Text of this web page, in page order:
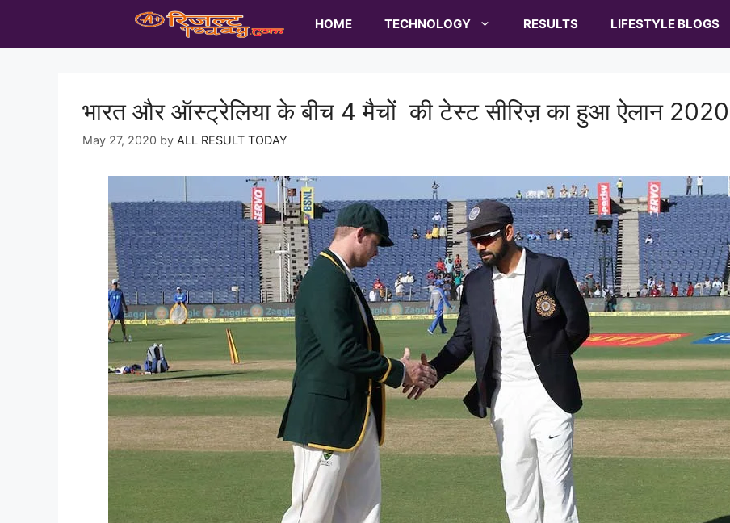
content
HOME TECHNOLOGY RESULTS LIFESTYLE BLOGS
भारत और ऑस्ट्रेलिया के बीच 4 मैचों की टेस्ट सीरिज़ का हुआ ऐलान 2020 |
May 27, 2020 by ALL RESULT TODAY